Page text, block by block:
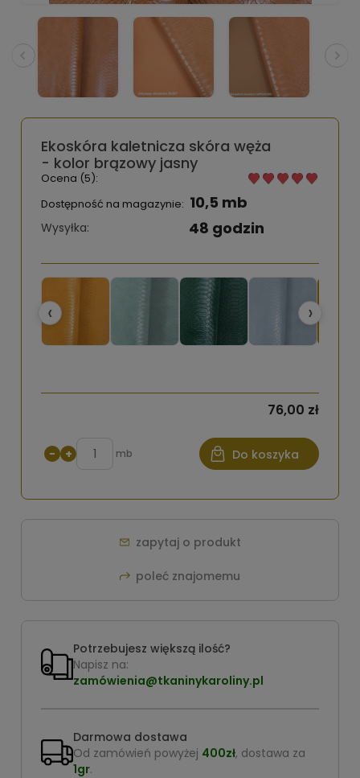
Ekoskóra kaletnicza skóra węża
- kolor brązowy jasny
Ocena (5):
Dostępność na magazynie: 10,5 mb
Wysyłka: 48 godzin
‹ ›
76,00 zł
− + mb Do koszyka
zapytaj o produkt
poleć znajomemu
Potrzebujesz większą ilość?
Napisz na:
zamówienia@tkaninykaroliny.pl
Darmowa dostawa
Od zamówień powyżej 400zł, dostawa za
1gr.